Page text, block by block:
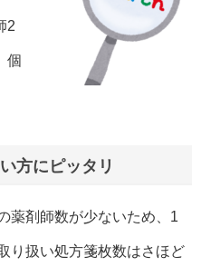
2
個
方にピッタリ
薬剤師数が少ないため、1
り扱い処方箋枚数はさほど